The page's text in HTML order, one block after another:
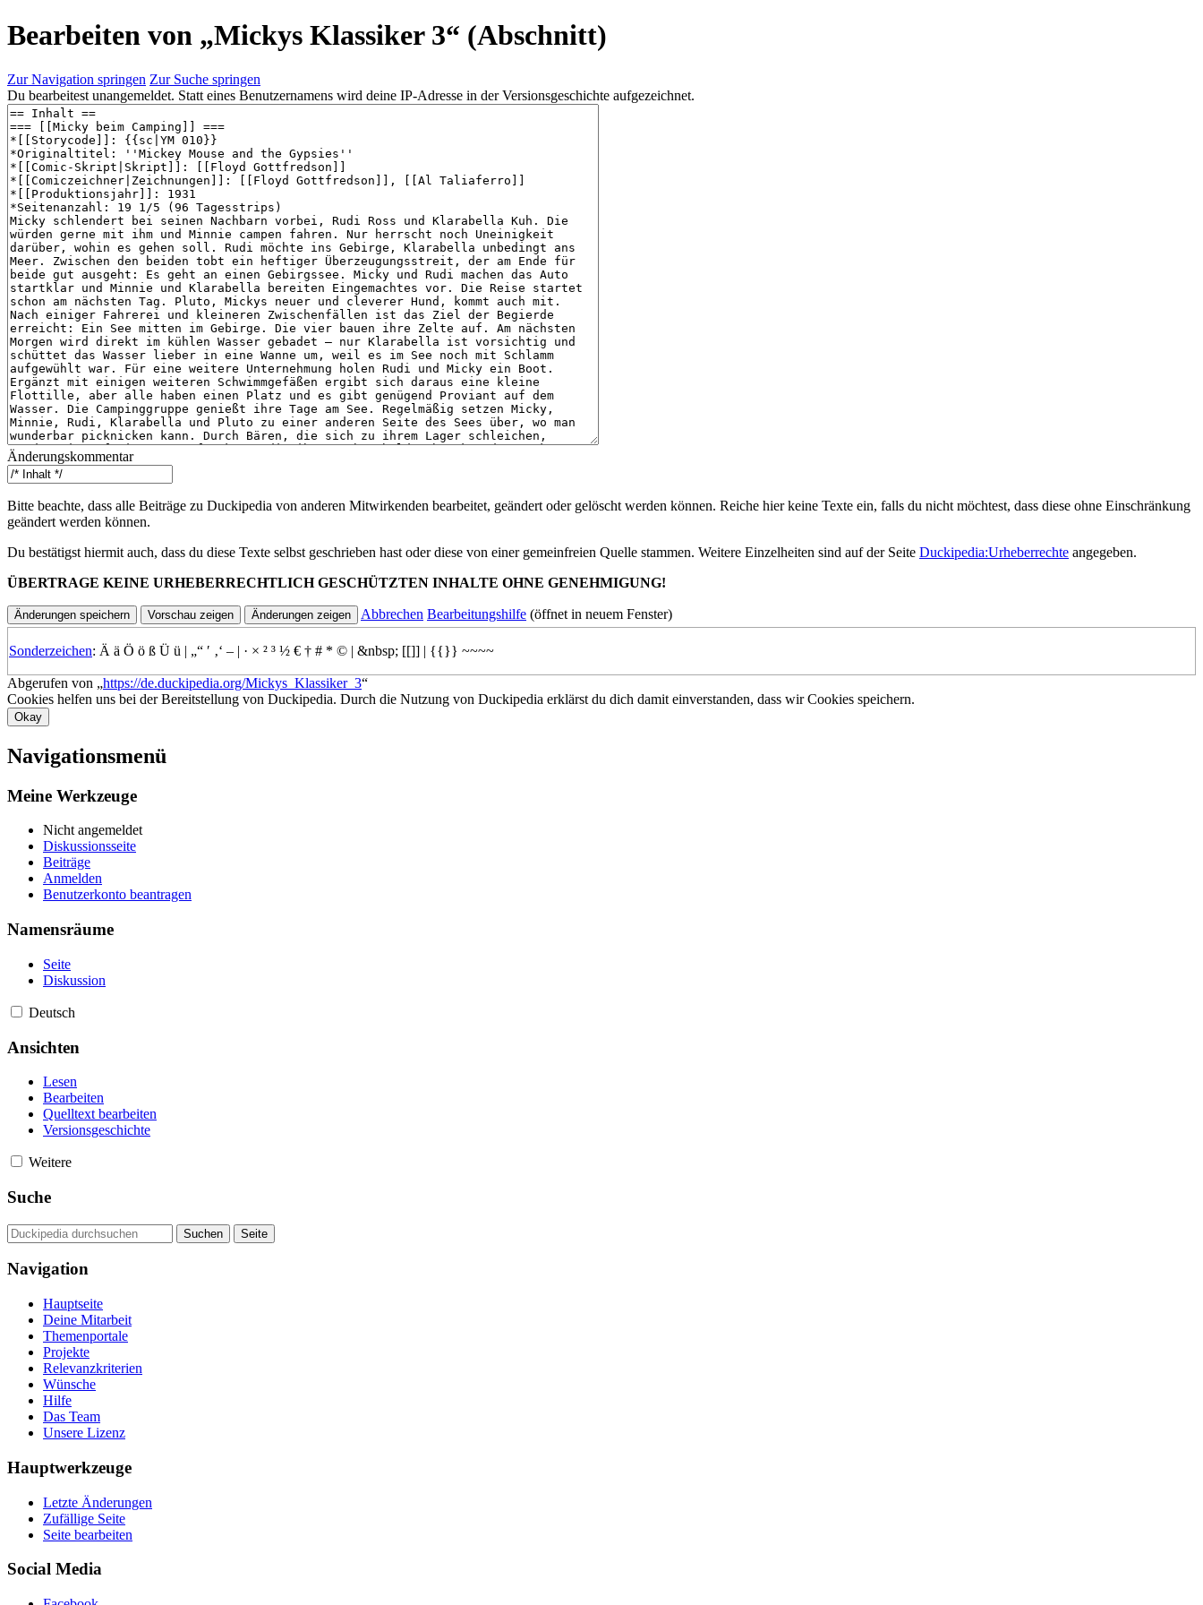
Bearbeiten von „Mickys Klassiker 3“ (Abschnitt)
Zur Navigation springen Zur Suche springen
Du bearbeitest unangemeldet. Statt eines Benutzernamens wird deine IP-Adresse in der Versionsgeschichte aufgezeichnet.
Änderungskommentar
Bitte beachte, dass alle Beiträge zu Duckipedia von anderen Mitwirkenden bearbeitet, geändert oder gelöscht werden können. Reiche hier keine Texte ein, falls du nicht möchtest, dass diese ohne Einschränkung
geändert werden können.
Du bestätigst hiermit auch, dass du diese Texte selbst geschrieben hast oder diese von einer gemeinfreien Quelle stammen. Weitere Einzelheiten sind auf der Seite Duckipedia:Urheberrechte angegeben.
ÜBERTRAGE KEINE URHEBERRECHTLICH GESCHÜTZTEN INHALTE OHNE GENEHMIGUNG!
Abbrechen Bearbeitungshilfe (öffnet in neuem Fenster)
Sonderzeichen: Ä ä Ö ö ß Ü ü | „“ ′ ‚‘ – | · × ² ³ ½ € † # * © | &nbsp; [[]] | {{}} ~~~~
Abgerufen von „https://de.duckipedia.org/Mickys_Klassiker_3“
Cookies helfen uns bei der Bereitstellung von Duckipedia. Durch die Nutzung von Duckipedia erklärst du dich damit einverstanden, dass wir Cookies speichern.
Okay
Navigationsmenü
Meine Werkzeuge
Nicht angemeldet
Diskussionsseite
Beiträge
Anmelden
Benutzerkonto beantragen
Namensräume
Seite
Diskussion
Deutsch
Ansichten
Lesen
Bearbeiten
Quelltext bearbeiten
Versionsgeschichte
Weitere
Suche
Navigation
Hauptseite
Deine Mitarbeit
Themenportale
Projekte
Relevanzkriterien
Wünsche
Hilfe
Das Team
Unsere Lizenz
Hauptwerkzeuge
Letzte Änderungen
Zufällige Seite
Seite bearbeiten
Social Media